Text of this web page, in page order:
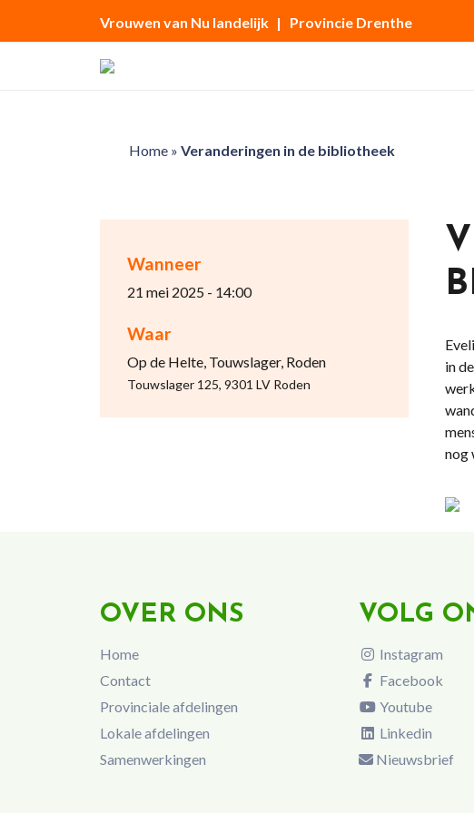
Vrouwen van Nu landelijk | Provincie Drenthe
Home» Veranderingen in de bibliotheek
Wanneer
21 mei 2025 - 14:00
Waar
Op de Helte, Touwslager, Roden
Touwslager 125, 9301 LV Roden
in
nog
OVER ONS
Home
Contact
Provinciale afdelingen
Lokale afdelingen
Samenwerkingen
VOLG
Instagram
Facebook
Youtube
Linkedin
Nieuwsbrief